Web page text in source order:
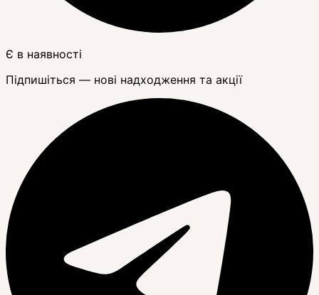
Є в наявності
Підпишіться — нові надходження та акції